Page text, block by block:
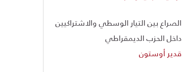
الصراع بين التيار الوسطي والاشتراكيين
داخل الحزب الديمقراطي
قدير أوستون